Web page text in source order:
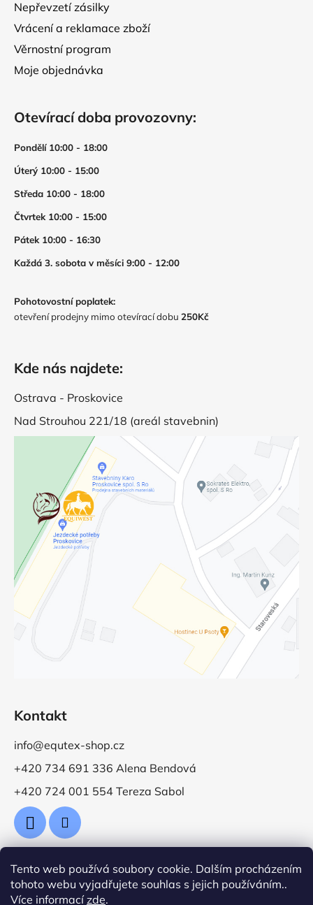
Tento web používá soubory cookie. Dalším procházením
tohoto webu vyjadřujete souhlas s jejich používáním..
Více informacízde.
Nepřevzetí zásilky
Vrácení a reklamace zboží
Věrnostní program
Moje objednávka
Otevírací doba provozovny:
Pondělí 10:00 - 18:00
Úterý 10:00 - 15:00
Středa 10:00 - 18:00
Čtvrtek 10:00 - 15:00
Pátek 10:00 - 16:30
Každá 3. sobota v měsíci 9:00 - 12:00
Pohotovostní poplatek:
otevření prodejny mimo otevírací dobu 250Kč
Kde nás najdete:
Ostrava - Proskovice
Nad Strouhou 221/18 (areál stavebnin)
Kontakt
info@equtex-shop.cz
+420 734 691 336 Alena Bendová
+420 724 001 554 Tereza Sabol
Přijímáme online platby